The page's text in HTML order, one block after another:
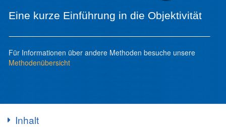
Eine kurze Einführung in die Objektivität
Für Informationen über andere Methoden besuche unsere
Methodenübersicht
Inhalt